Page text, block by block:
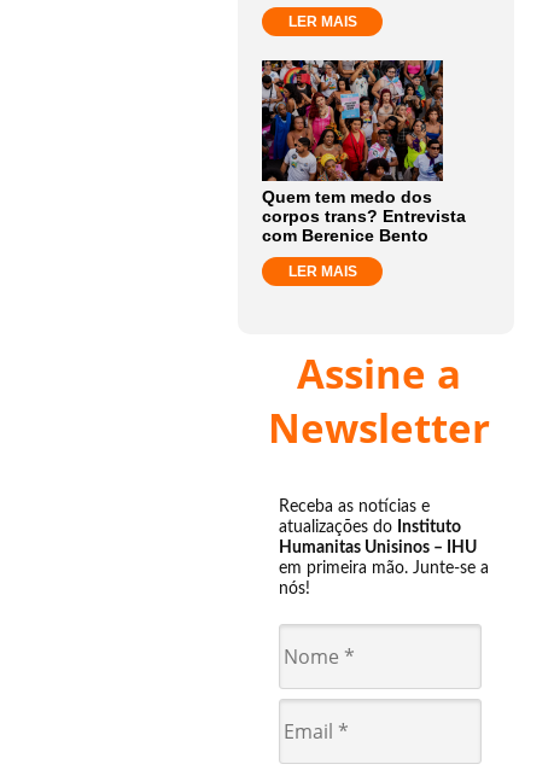
LER MAIS
Quem tem medo dos
corpos trans? Entrevista
com Berenice Bento
LER MAIS
Assine a
Newsletter
Receba as notícias e
atualizações do Instituto
Humanitas Unisinos – IHU
em primeira mão. Junte-se a
nós!